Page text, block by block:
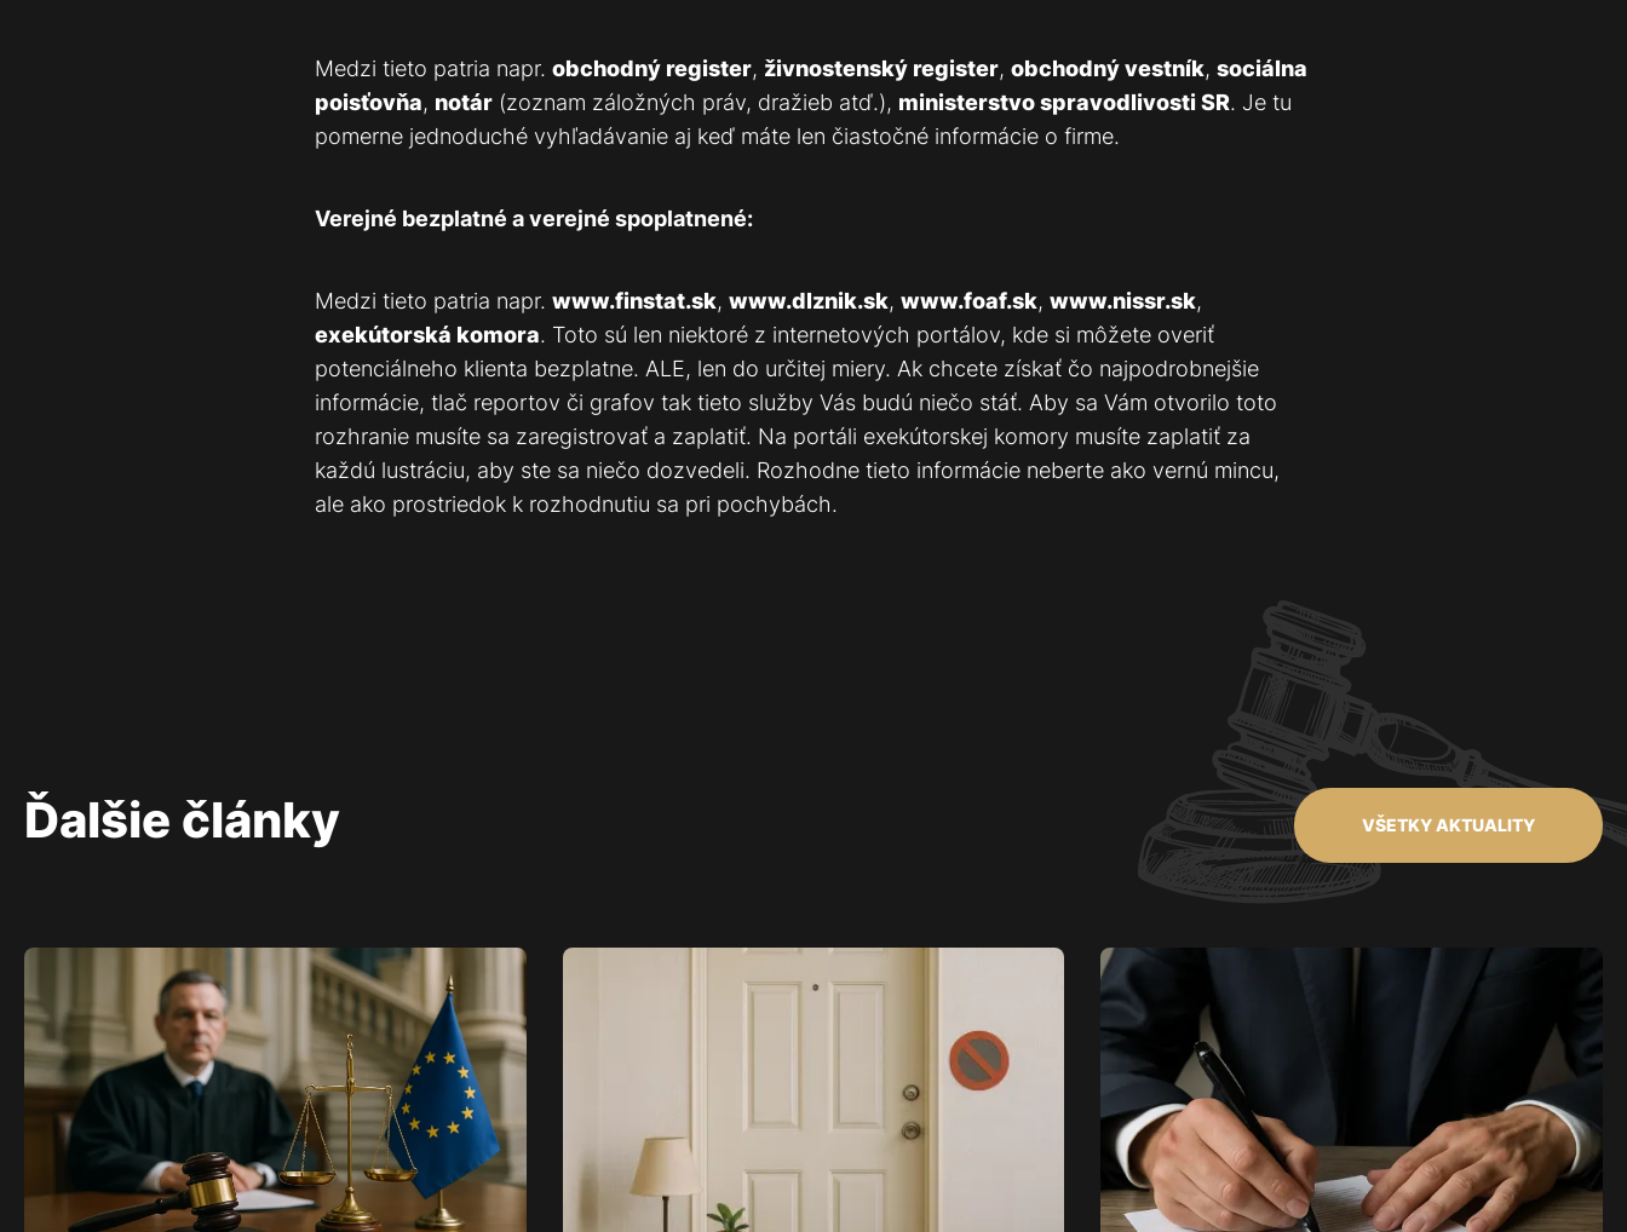
Medzi tieto patria napr. obchodný register, živnostenský register, obchodný vestník, sociálna
poisťovňa, notár (zoznam záložných práv, dražieb atď.), ministerstvo spravodlivosti SR. Je tu
pomerne jednoduché vyhľadávanie aj keď máte len čiastočné informácie o firme.
Verejné bezplatné a verejné spoplatnené:
Medzi tieto patria napr. www.finstat.sk, www.dlznik.sk, www.foaf.sk, www.nissr.sk,
exekútorská komora. Toto sú len niektoré z internetových portálov, kde si môžete overiť
potenciálneho klienta bezplatne. ALE, len do určitej miery. Ak chcete získať čo najpodrobnejšie
informácie, tlač reportov či grafov tak tieto služby Vás budú niečo stáť. Aby sa Vám otvorilo toto
rozhranie musíte sa zaregistrovať a zaplatiť. Na portáli exekútorskej komory musíte zaplatiť za
každú lustráciu, aby ste sa niečo dozvedeli. Rozhodne tieto informácie neberte ako vernú mincu,
ale ako prostriedok k rozhodnutiu sa pri pochybách.
Ďalšie články VŠETKY AKTUALITY